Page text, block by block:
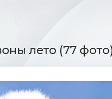
лето (77